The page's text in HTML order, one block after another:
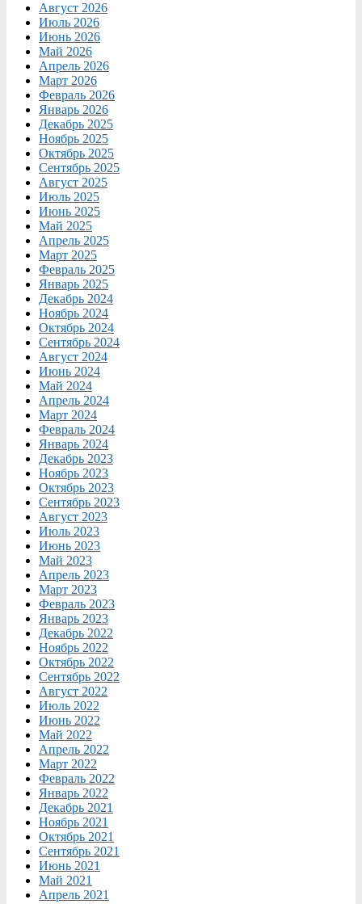
Август 2026
Июль 2026
Июнь 2026
Май 2026
Апрель 2026
Март 2026
Февраль 2026
Январь 2026
Декабрь 2025
Ноябрь 2025
Октябрь 2025
Сентябрь 2025
Август 2025
Июль 2025
Июнь 2025
Май 2025
Апрель 2025
Март 2025
Февраль 2025
Январь 2025
Декабрь 2024
Ноябрь 2024
Октябрь 2024
Сентябрь 2024
Август 2024
Июнь 2024
Май 2024
Апрель 2024
Март 2024
Февраль 2024
Январь 2024
Декабрь 2023
Ноябрь 2023
Октябрь 2023
Сентябрь 2023
Август 2023
Июль 2023
Июнь 2023
Май 2023
Апрель 2023
Март 2023
Февраль 2023
Январь 2023
Декабрь 2022
Ноябрь 2022
Октябрь 2022
Сентябрь 2022
Август 2022
Июль 2022
Июнь 2022
Май 2022
Апрель 2022
Март 2022
Февраль 2022
Январь 2022
Декабрь 2021
Ноябрь 2021
Октябрь 2021
Сентябрь 2021
Июнь 2021
Май 2021
Апрель 2021